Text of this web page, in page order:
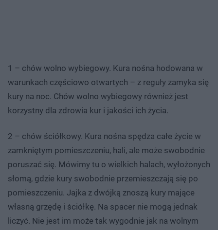
1 – chów wolno wybiegowy. Kura nośna hodowana w
warunkach częściowo otwartych – z reguły zamyka się
kury na noc. Chów wolno wybiegowy również jest
korzystny dla zdrowia kur i jakości ich życia.
2 – chów ściółkowy. Kura nośna spędza całe życie w
zamkniętym pomieszczeniu, hali, ale może swobodnie
poruszać się. Mówimy tu o wielkich halach, wyłożonych
słomą, gdzie kury swobodnie przemieszczają się po
pomieszczeniu. Jajka z dwójką znoszą kury mające
własną grzędę i ściółkę. Na spacer nie mogą jednak
liczyć. Nie jest im może tak wygodnie jak na wolnym